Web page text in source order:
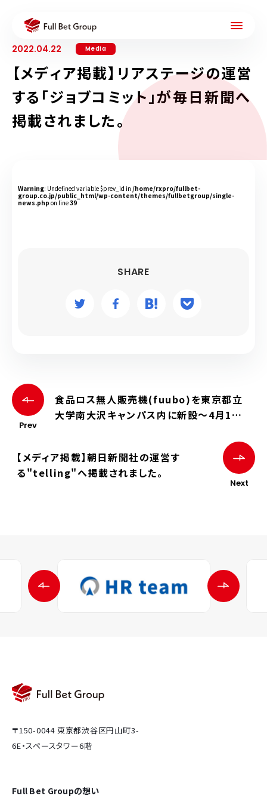
2022.04.22 Media
【メディア掲載】リアステージの運営
する「ジョブコミット」が毎日新聞へ
掲載されました。
Warning: Undefined variable $prev_id in /home/rxpro/fullbet-
group.co.jp/public_html/wp-content/themes/fullbetgroup/single-
news.php on line39
SHARE
Prev
食品ロス無人販売機(fuubo)を東京都立
大学南大沢キャンパス内に新設〜4月1日
Next
【メディア掲載】朝日新聞社の運営す
る"telling"へ掲載されました。
〒150-0044 東京都渋谷区円山町3-
6E・スペースタワー6階
Full Bet Groupの想い